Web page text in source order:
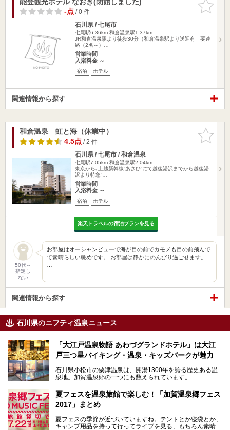
りに追加
-点/ 0 件
石川県 / 七尾市
七尾駅6.36km 和倉温泉駅1.37km
JR和倉温泉駅より徒歩30分（和倉温泉駅より送迎有 要連
絡（2名～）…
営業時間
入浴料金 ～
宿泊 ホテル
関連情報から探す
お気に入
りに追加
和倉温泉 虹と海（休業中）
4.5点/ 2 件
石川県 / 七尾市 / 和倉温泉
七尾駅7.05km 和倉温泉駅2.04km
東京から､上越新幹線”あさひ”にて越後湯沢までから越後湯
沢より特急”…
営業時間
入浴料金 ～
宿泊 ホテル
楽天トラベルの宿泊プランを見る
50代～
指定し
ない
お部屋はオーシャンビューで海が目の前でカモメも目の前飛んで
て素晴らしい眺めです。 お部屋は静かにのんびり過ごせます。
関連情報から探す
石川県のニフティ温泉ニュース
「大江戸温泉物語 あわづグランドホテル」は大江
戸三つ星バイキング・温泉・キッズパークが魅力
石川県小松市の粟津温泉は、開湯1300年を誇る歴史ある温
泉地。加賀温泉郷の一つにも数えられています。
その粟津温泉に建つ「大江戸温泉物語 あわづグランドホテ
ル」（以下、あわづグランドホテル）は客室数97室のホテ
ルで、昨年2024年12月に露天風呂を新設。充実したキッズ
2025年7月からは「大江戸三つ星バイキング」がスタート！
夏フェスを温泉旅館で楽しむ！「加賀温泉郷フェス
2017」まとめ
夏フェスの季節が近づいていますね。テントとか寝袋とか、
キャンプ用品を持って行ってライブを見る、もちろん素晴ら